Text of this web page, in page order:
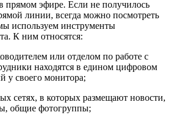
прямом эфире. Если не получилось
линии, всегда можно посмотреть
используем инструменты
К ним относятся:
или отделом по работе с
находятся в едином цифровом
у своего монитора;
сетях, в которых размещают новости,
общие фотогруппы;